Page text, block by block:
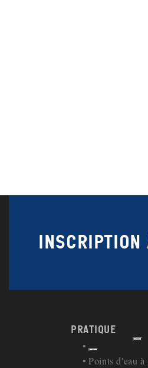
Inscription
Pratique
Retour à la
Points d'eau